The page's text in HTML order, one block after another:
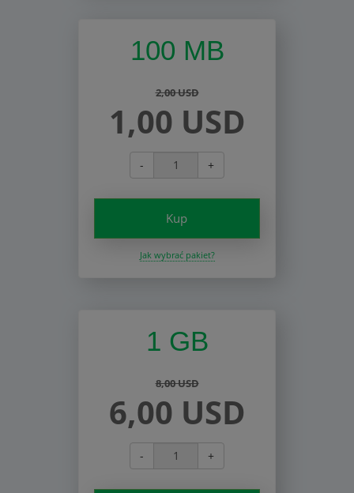
100 MB
2,00 USD
1,00 USD
- +
Kup
Jak wybrać pakiet?
1 GB
8,00 USD
6,00 USD
- +